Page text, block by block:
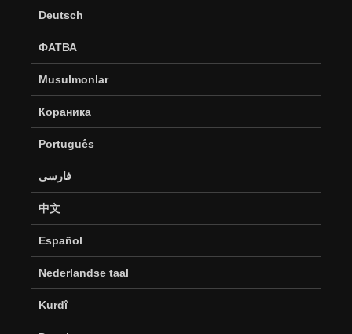
Deutsch
ФАТВА
Musulmonlar
Кораника
Português
فارسی
中文
Español
Nederlandse taal
Kurdî